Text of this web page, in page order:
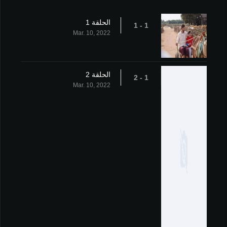
1 - 1 الحلقة 1
Mar. 10, 2022
1 - 2 الحلقة 2
Mar. 10, 2022